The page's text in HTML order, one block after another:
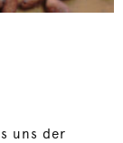
uns der